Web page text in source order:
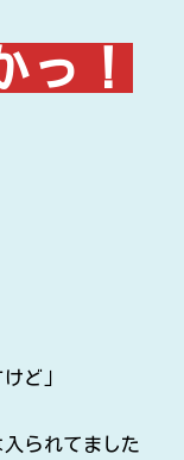
っ！
ど」
られてました